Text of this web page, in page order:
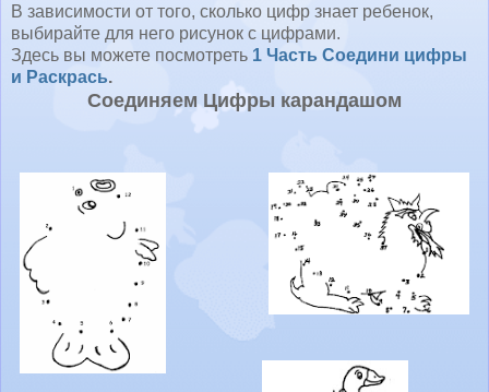
В зависимости от того, сколько цифр знает ребенок,
выбирайте для него рисунок с цифрами.
Здесь вы можете посмотреть 1 Часть Соедини цифры
и Раскрась.
Соединяем Цифры карандашом